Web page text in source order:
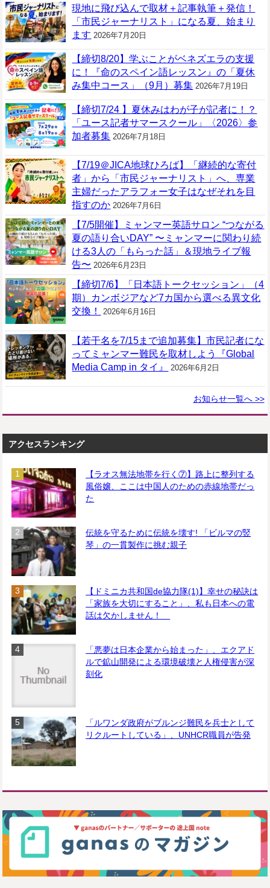
現地に飛び込んで取材＋記事執筆＋発信！
「市民ジャーナリスト」になる夏、始まり
ます 2026年7月20日
【締切8/20】学ぶことがベネズエラの支援
に！『命のスペイン語レッスン』の「夏休
み集中コース」（9月）募集 2026年7月19日
【締切7/24 】夏休みはわが子が記者に！？
「ユース記者サマースクール」〈2026〉参
加者募集 2026年7月18日
【7/19＠JICA地球ひろば】「継続的な寄付
者」から「市民ジャーナリスト」へ、専業
主婦だったアラフォー女子はなぜそれを目
指すのか 2026年7月6日
【7/5開催】ミャンマー英語サロン “つながる
夏の語り合いDAY” 〜ミャンマーに関わり続
ける3人の「もらった話」＆現地ライブ報
告〜 2026年6月23日
【締切7/6】「日本語トークセッション」（4
期）カンボジアなど7カ国から選べる異文化
交換！
2026年6月16日
【若干名を7/15まで追加募集】市民記者にな
ってミャンマー難民を取材しよう『Global
Media Camp in タイ』
2026年6月2日
お知らせ一覧へ >>
アクセスランキング
【ラオス無法地帯を行く⑦】路上に整列する
風俗嬢、ここは中国人のための赤線地帯だっ
た
伝統を守るために伝統を壊す! 「ビルマの竪
琴」の一貫製作に挑む親子
【ドミニカ共和国de協力隊(1)】幸せの秘訣は
「家族を大切にすること」、私も日本への電
話は欠かしません！
「悪夢は日本企業から始まった」、エクアド
ルで鉱山開発による環境破壊と人権侵害が深
刻化
「ルワンダ政府がブルンジ難民を兵士として
リクルートしている」、UNHCR職員が告発